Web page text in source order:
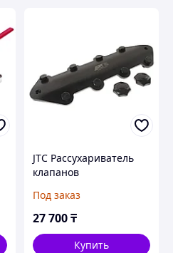
JTC Рассухариватель
клапанов
Под заказ
27 700₸
Купить